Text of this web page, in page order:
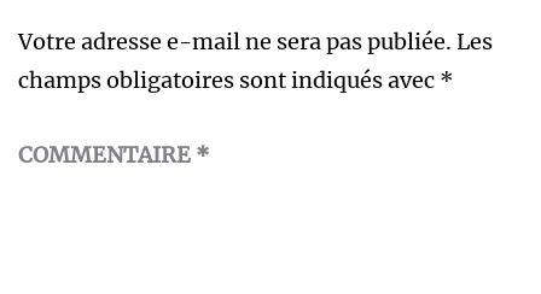
Votre adresse e-mail ne sera pas publiée. Les
champs obligatoires sont indiqués avec *
COMMENTAIRE *